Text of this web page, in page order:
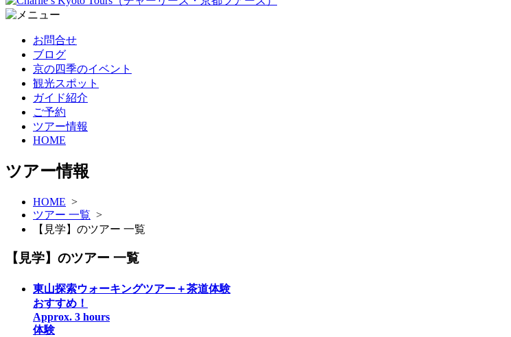
お問合せ
ブログ
京の四季のイベント
観光スポット
ガイド紹介
ご予約
ツアー情報
HOME
ツアー情報
HOME >
ツアー 一覧 >
【見学】のツアー 一覧
【見学】のツアー 一覧
東山探索ウォーキングツアー＋茶道体験
おすすめ！
Approx. 3 hours
体験